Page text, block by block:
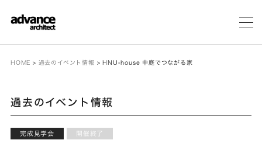
メ
HOME > 過去のイベント情報 > HNU-house 中庭でつながる家
過去のイベント情報
完成見学会 開催終了